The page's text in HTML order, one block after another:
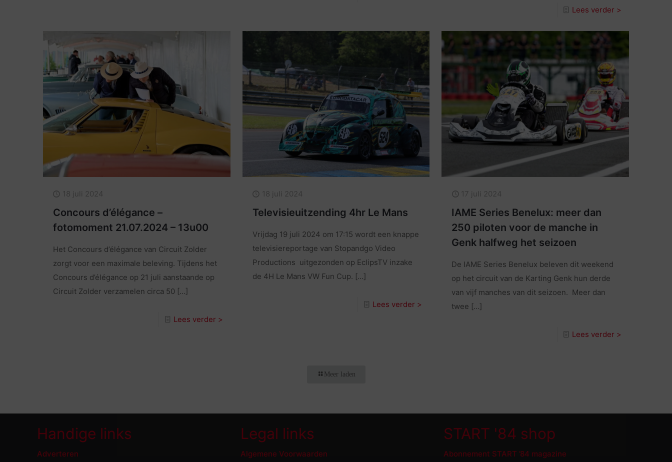
Lees verder >
18 juli 2024
Concours d’élégance –
fotomoment 21.07.2024 – 13u00
Het Concours d’élégance van Circuit Zolder
zorgt voor een maximale beleving. Tijdens het
Concours d’élégance op 21 juli aanstaande op
Circuit Zolder verzamelen circa 50 […]
Lees verder >
18 juli 2024
Televisieuitzending 4hr Le Mans
Vrijdag 19 juli 2024 om 17:15 wordt een knappe
televisiereportage van Stopandgo Video
Productions uitgezonden op EclipsTV inzake
de 4H Le Mans VW Fun Cup. […]
Lees verder >
17 juli 2024
IAME Series Benelux: meer dan
250 piloten voor de manche in
Genk halfweg het seizoen
De IAME Series Benelux beleven dit weekend
op het circuit van de Karting Genk hun derde
van vijf manches van dit seizoen. Meer dan
twee […]
Lees verder >
Meer laden
Handige links
Adverteren
Legal links
Algemene Voorwaarden
START '84 shop
Abonnement START ’84 magazine